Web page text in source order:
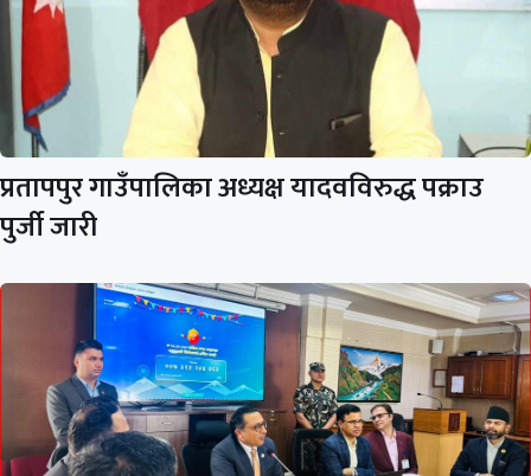
प्रतापपुर गाउँपालिका अध्यक्ष यादवविरुद्ध पक्राउ
पुर्जी जारी